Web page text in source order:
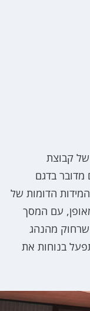
קבוצת
הפעם מדובר בדגם
הדומות של
עם המסך
"16 כך שהצד שרחוק מהנהג
בנוחות את